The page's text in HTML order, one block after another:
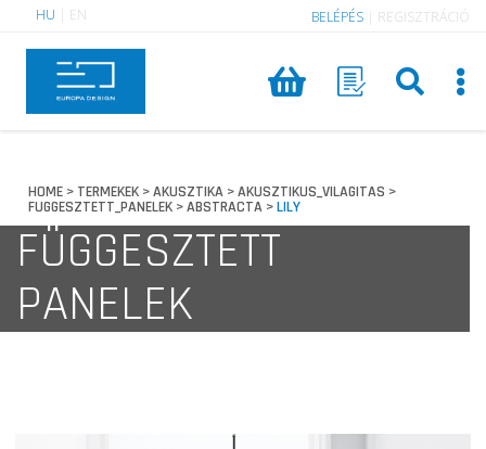
HU EN BELÉPÉS REGISZTRÁCIÓ
HOME > TERMEKEK >AKUSZTIKA >AKUSZTIKUS_VILAGITAS >
FUGGESZTETT_PANELEK >ABSTRACTA >LILY
FÜGGESZTETT
PANELEK